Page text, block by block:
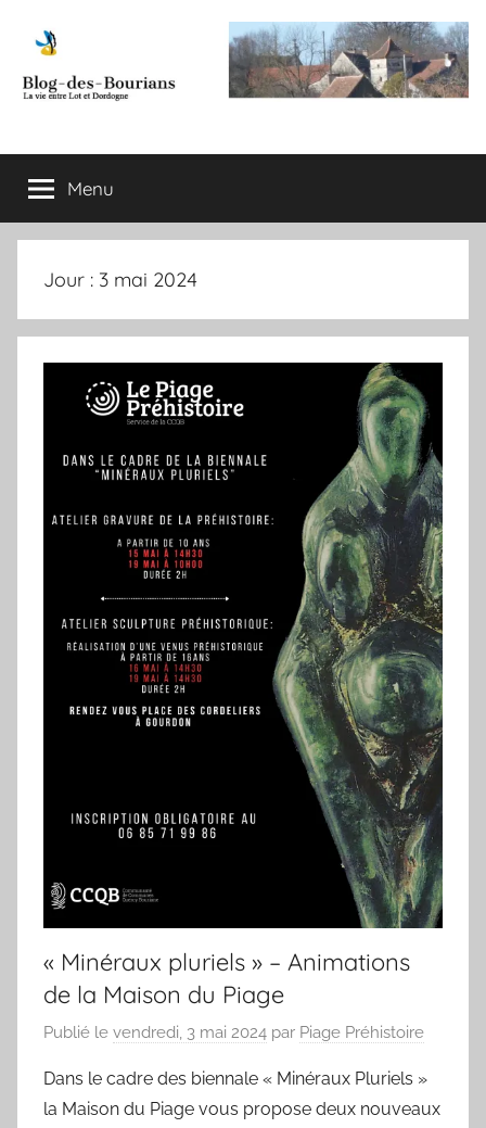
contenu
des
Bourians
vie
entre
Lot
et
Menu
Jour : 3 mai 2024
« Minéraux pluriels » – Animations
de la Maison du Piage
Publié le vendredi, 3 mai 2024 par Piage Préhistoire
Dans le cadre des biennale « Minéraux Pluriels »
la Maison du Piage vous propose deux nouveaux